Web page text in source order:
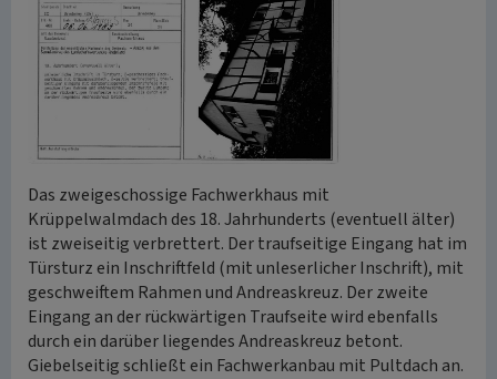
Das zweigeschossige Fachwerkhaus mit
Krüppelwalmdach des 18. Jahrhunderts (eventuell älter)
ist zweiseitig verbrettert. Der traufseitige Eingang hat im
Türsturz ein Inschriftfeld (mit unleserlicher Inschrift), mit
geschweiftem Rahmen und Andreaskreuz. Der zweite
Eingang an der rückwärtigen Traufseite wird ebenfalls
durch ein darüber liegendes Andreaskreuz betont.
Giebelseitig schließt ein Fachwerkanbau mit Pultdach an.